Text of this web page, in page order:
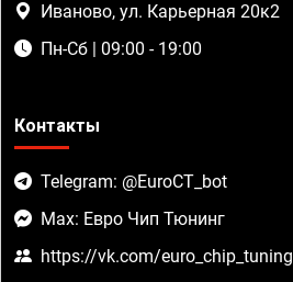
Иваново, ул. Карьерная 20к2
Пн-Сб | 09:00 - 19:00
Контакты
Telegram: @EuroCT_bot
Max: Евро Чип Тюнинг
https://vk.com/euro_chip_tuning